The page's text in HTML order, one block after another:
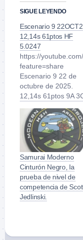
SIGUE LEYENDO
Escenario 9
12,14s 61ptos HF
5.0247
https://
feature=share
Escenario 9 22 de
octubre de 2025.
12,14s 61ptos 9A
1 metal Hit Factor
5.0247 Distancia: 7-
14m. Blancos: 5
blancos tipo IPSC, 1
blanco tipo IPSC
balancín (swinger), 1
metal. Condición de
salida: 2 (recámara
vacía y sin cargador).
Samurai Moderno
Cinturón Negro, la
prueba de nivel de
competencia de
Jedlinski.